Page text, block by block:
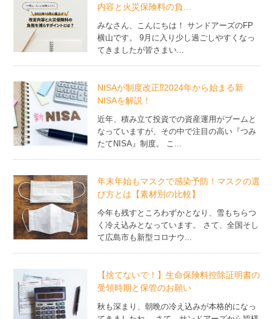
内容と火災保険料の負…
みなさん、こんにちは！ サンドアーズのFP
横山です。 9月に入り少し過ごしやすくなっ
てきましたが皆さまい...
NISAが制度改正⁉2024年から始まる新
NISAを解説！
近年、積み立て投資での資産運用がブームと
なっていますが、その中で注目の高い『つみ
たてNISA』制度。 こ...
年末年始もマスクで感染予防！マスクの選
び方とは【素材別の比較】
今年も残すところわずかとなり、雪もちらつ
く冷え込みとなっています。 さて、全国そし
て広島市も新型コロナウ...
【捨てないで！】生命保険料控除証明書の
受領時期と保管のお願い
秋も深まり、朝晩の冷え込みが本格的になっ